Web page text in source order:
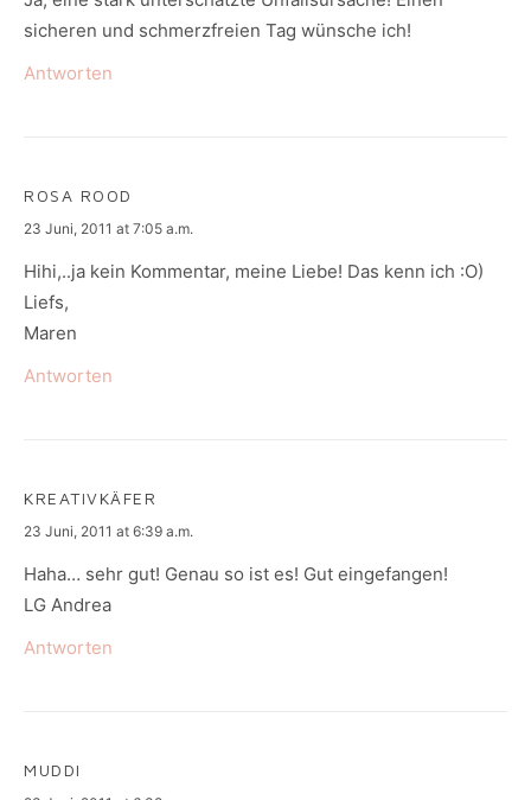
sicheren und schmerzfreien Tag wünsche ich!
Antworten
ROSA ROOD
says:
23 Juni, 2011 at 7:05 a.m.
Hihi,..ja kein Kommentar, meine Liebe! Das kenn ich :O)
Liefs,
Maren
Antworten
KREATIVKÄFER
says:
23 Juni, 2011 at 6:39 a.m.
Haha… sehr gut! Genau so ist es! Gut eingefangen!
LG Andrea
Antworten
MUDDI